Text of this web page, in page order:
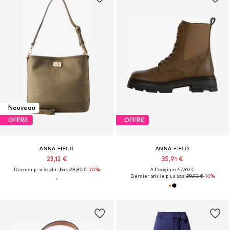
Nouveau
OFFRE
ANNA FIELD
23,12 €
Dernier prix le plus bas :28,90 €-20%
OFFRE
ANNA FIELD
35,91 €
À l'origine : 47,90 €
Dernier prix le plus bas :39,90 €-10%